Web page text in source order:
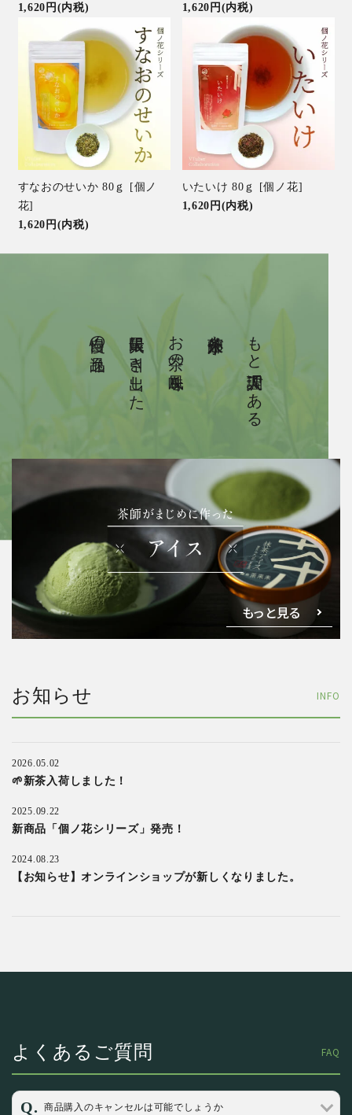
1,620円(内税)
1,620円(内税)
すなおのせいか 80ｇ [個ノ
花]
1,620円(内税)
いたいけ 80ｇ [個ノ花]
1,620円(内税)
もっと見る
もと調理人である
茶師佐々木が
お茶の風味を
最大限に引き出した
自慢の逸品。
お知らせ INFO
2026.05.02
🌱新茶入荷しました！
2025.09.22
新商品「個ノ花シリーズ」発売！
2024.08.23
【お知らせ】オンラインショップが新しくなりました。
よくあるご質問 FAQ
商品購入のキャンセルは可能でしょうか